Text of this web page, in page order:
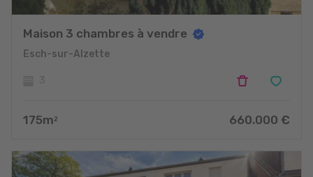
Maison 3 chambres à vendre
Esch-sur-Alzette
175m 2 660.000 €